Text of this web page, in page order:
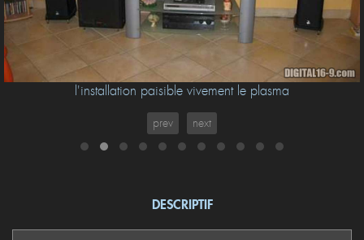
l'installation paisible vivement le plasma
prev next
DESCRIPTIF